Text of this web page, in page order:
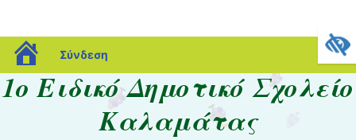
blogs.sch.gr
Σύνδεση
1ο Ειδικό Δημοτικό Σχολείο
Καλαμάτας